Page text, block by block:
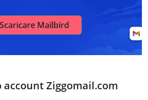
Scaricare Mailbird
account Ziggomail.com